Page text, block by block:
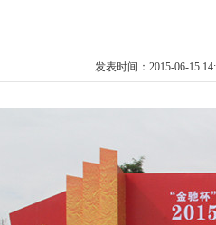
发表时间：2015-06-15